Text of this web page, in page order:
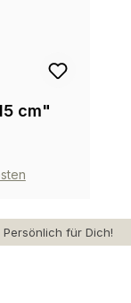
cm"
Persönlich für Dich!